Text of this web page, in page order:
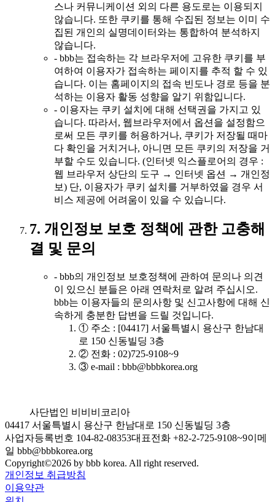
스나 커뮤니케이션 외의 다른 용도로는 이용되지
않습니다. 또한 쿠키를 통해 수집된 정보는 이미 수
집된 개인의 실명데이터와는 통합하여 분석하지
않습니다.
- bbb는 접속하는 각 브라우저에 고유한 쿠키를 부
여하여 이용자가 접속하는 페이지를 추적 할 수 있
습니다. 이는 홈페이지의 접속 빈도나 경로 등을 분
석하는 이용자 활동 성향을 알기 위함입니다.
- 이용자는 쿠키 설치에 대해 선택권을 가지고 있
습니다. 따라서, 웹브라우저에서 옵션을 설정함으
로써 모든 쿠키를 허용하거나, 쿠키가 저장될 때마
다 확인을 거치거나, 아니면 모든 쿠키의 저장을 거
부할 수도 있습니다. (인터넷 익스플로어의 경우 :
웹 브라우저 상단의 도구 → 인터넷 옵션 → 개인정
보) 단, 이용자가 쿠키 설치를 거부하였을 경우 서
비스 제공에 어려움이 있을 수 있습니다.
7. 개인정보 보호 정책에 관한 고충해
결 및 문의
- bbb의 개인정보 보호정책에 관하여 문의나 의견
이 있으신 분들은 아래 연락처로 알려 주십시오.
bbb는 이용자들의 문의사항 및 신고사항에 대해 신
속하게 충분한 답변을 드릴 것입니다.
① 주소 : [04417] 서울특별시 용산구 한남대
로 150 신동빌딩 3층
② 전화 : 02)725-9108~9
③ e-mail : bbb@bbbkorea.org
사단법인 비비비코리아
04417 서울특별시 용산구 한남대로 150 신동빌딩 3층
사업자등록번호 104-82-08353대표전화 +82-2-725-9108~9이메
일 bbb@bbbkorea.org
Copyright©2026 by bbb korea. All right reserved.
개인정보 취급방침
이용약관